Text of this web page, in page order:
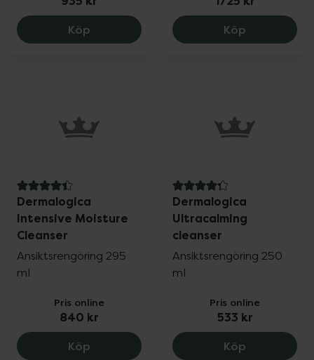
Köp Dermalogica BioLumin-C Eye Serum,
Köp
4.4 av 5 i omdöme
Dermalogica
Intensive Moisture
Cleanser
Ansiktsrengöring 295
ml
Pris online
840 kr
Köp Dermalogica Intensive Moisture
4.3 av 5 i omdöme
Dermalogica
Ultracalming
cleanser
Ansiktsrengöring 250
ml
Pris online
533 kr
Köp